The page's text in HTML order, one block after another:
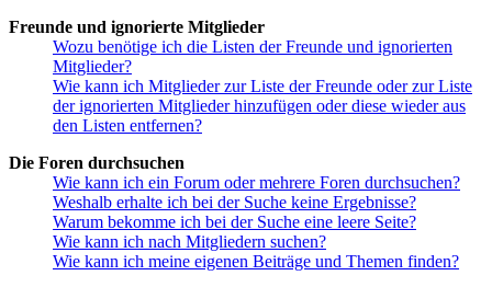
Freunde und ignorierte Mitglieder
Wozu benötige ich die Listen der Freunde und ignorierten
Mitglieder?
Wie kann ich Mitglieder zur Liste der Freunde oder zur Liste
der ignorierten Mitglieder hinzufügen oder diese wieder aus
den Listen entfernen?
Die Foren durchsuchen
Wie kann ich ein Forum oder mehrere Foren durchsuchen?
Weshalb erhalte ich bei der Suche keine Ergebnisse?
Warum bekomme ich bei der Suche eine leere Seite?
Wie kann ich nach Mitgliedern suchen?
Wie kann ich meine eigenen Beiträge und Themen finden?